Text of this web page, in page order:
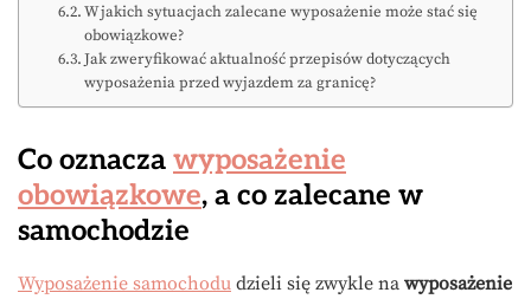
W jakich sytuacjach zalecane wyposażenie może stać się
obowiązkowe?
Jak zweryfikować aktualność przepisów dotyczących
wyposażenia przed wyjazdem za granicę?
Co oznacza wyposażenie
obowiązkowe, a co zalecane w
samochodzie
Wyposażenie samochodu dzieli się zwykle na wyposażenie